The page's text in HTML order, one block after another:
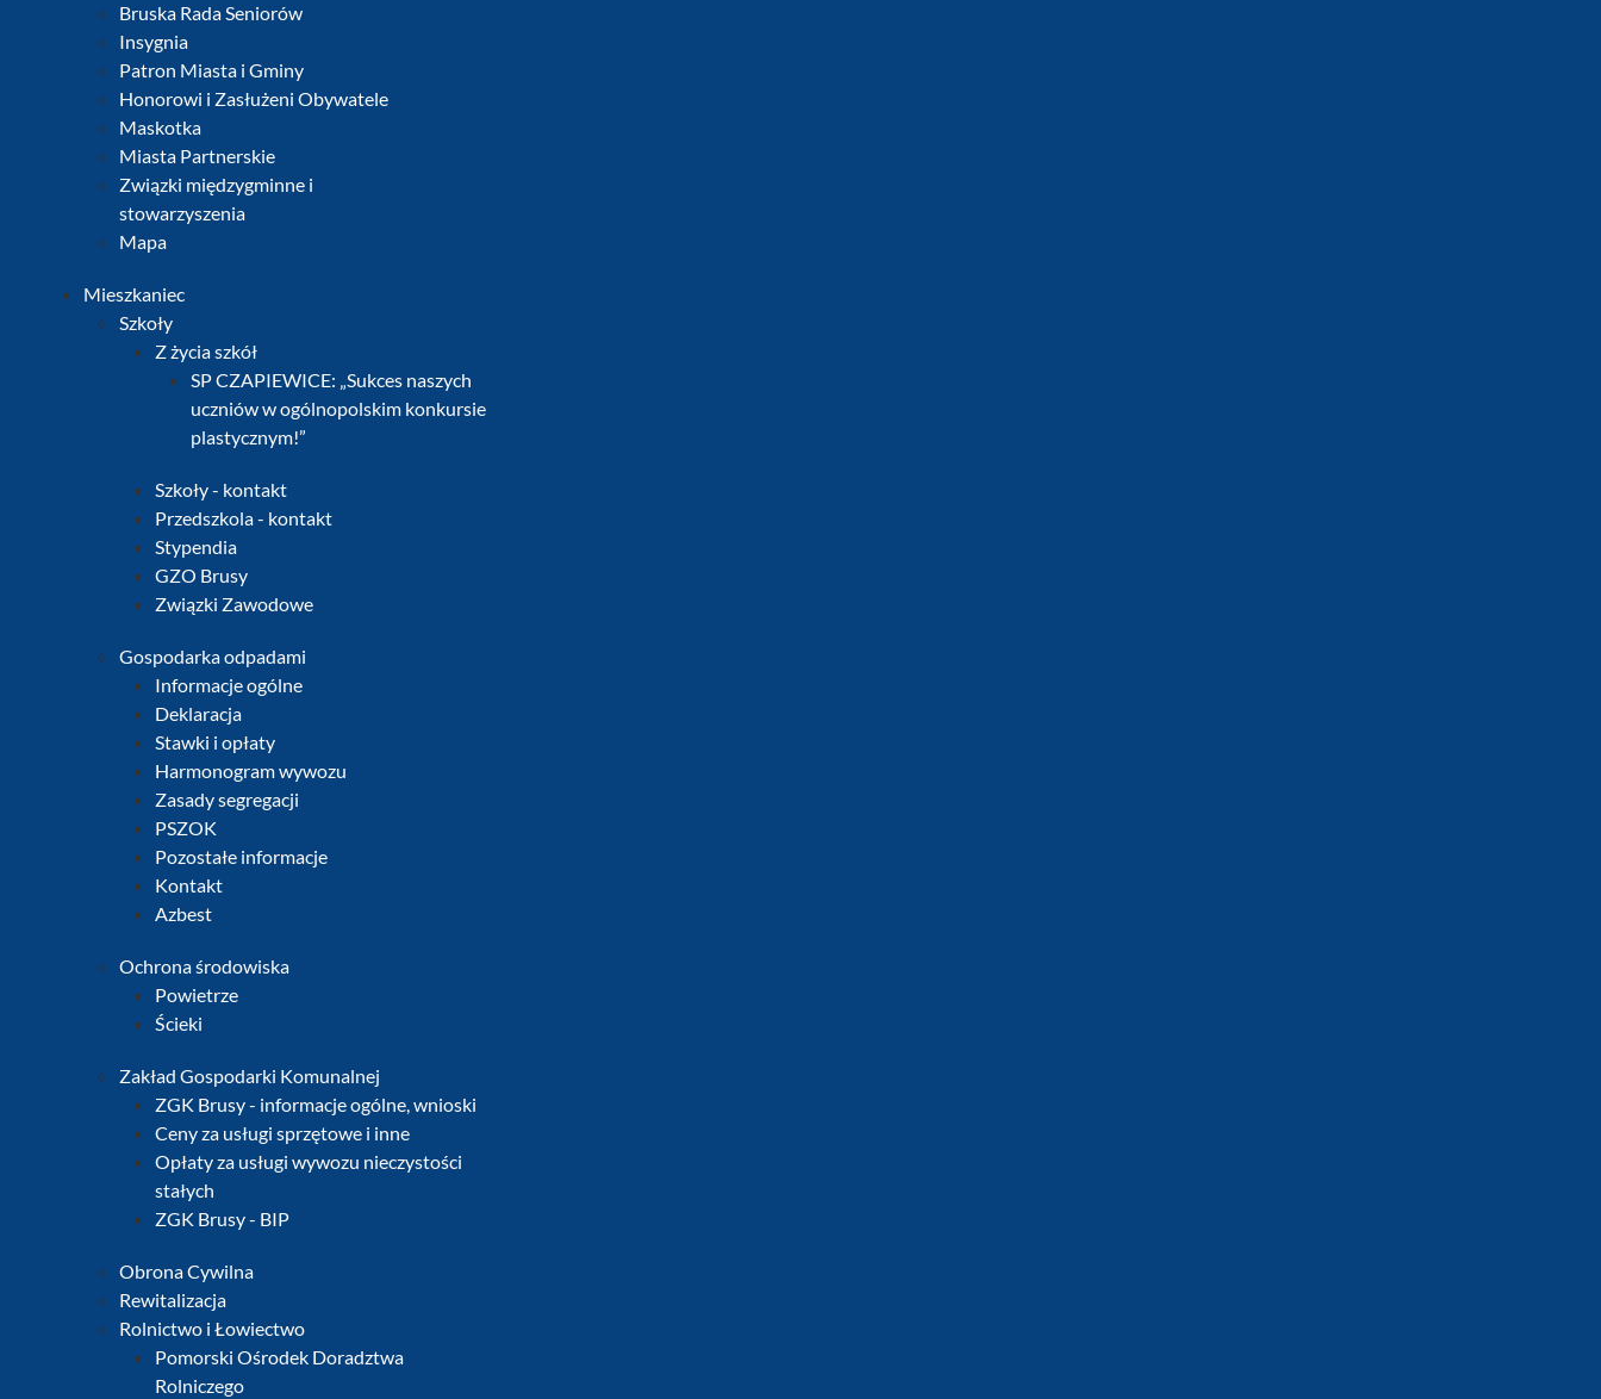
Bruska Rada Seniorów
Insygnia
Patron Miasta i Gminy
Honorowi i Zasłużeni Obywatele
Maskotka
Miasta Partnerskie
Związki międzygminne i
stowarzyszenia
Mapa
Mieszkaniec
Szkoły
Z życia szkół
SP CZAPIEWICE: „Sukces naszych
uczniów w ogólnopolskim konkursie
plastycznym!”
Szkoły - kontakt
Przedszkola - kontakt
Stypendia
GZO Brusy
Związki Zawodowe
Gospodarka odpadami
Informacje ogólne
Deklaracja
Stawki i opłaty
Harmonogram wywozu
Zasady segregacji
PSZOK
Pozostałe informacje
Kontakt
Azbest
Ochrona środowiska
Powietrze
Ścieki
Zakład Gospodarki Komunalnej
ZGK Brusy - informacje ogólne, wnioski
Ceny za usługi sprzętowe i inne
Opłaty za usługi wywozu nieczystości
stałych
ZGK Brusy - BIP
Obrona Cywilna
Rewitalizacja
Rolnictwo i Łowiectwo
Pomorski Ośrodek Doradztwa
Rolniczego